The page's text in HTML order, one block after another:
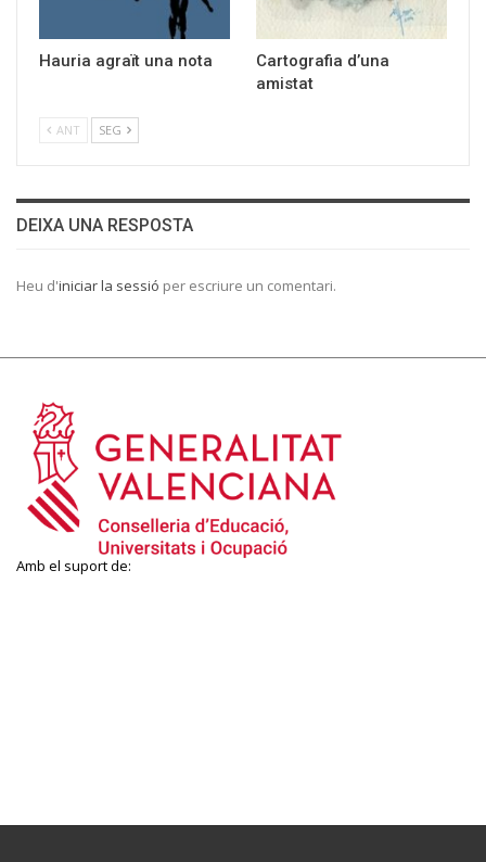
Hauria agraït una nota
Cartografia d’una
amistat
ANT SEG
DEIXA UNA RESPOSTA
Heu d'iniciar la sessió per escriure un comentari.
Amb el suport de: